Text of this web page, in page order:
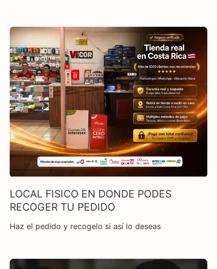
LOCAL FISICO EN DONDE PODES
RECOGER TU PEDIDO
Haz el pedido y recogelo si así lo deseas